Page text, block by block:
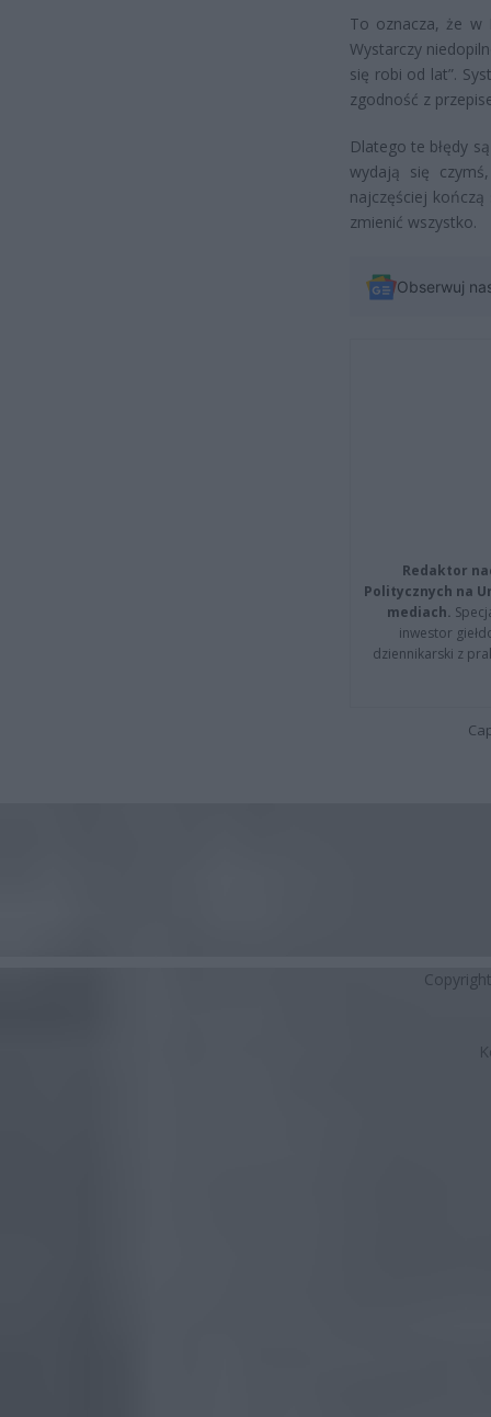
To oznacza, że w
Wystarczy
się robi od lat”.
zgodność z
Dlatego te błędy
wydają się
najczęściej
zmienić wszystko.
Obserwuj
Redaktor
Politycznych na
mediach.
inwestor
dziennikarski z